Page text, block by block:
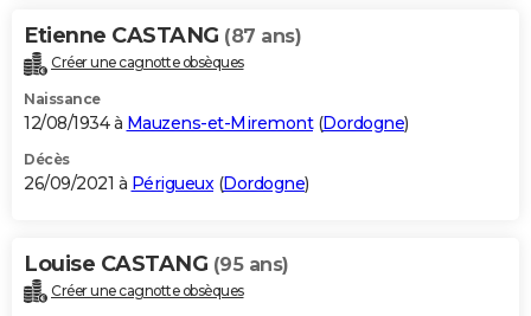
Etienne CASTANG (87 ans)
Créer une cagnotte obsèques
Naissance
12/08/1934 à Mauzens-et-Miremont(Dordogne)
Décès
26/09/2021 à Périgueux (Dordogne)
Louise CASTANG (95 ans)
Créer une cagnotte obsèques